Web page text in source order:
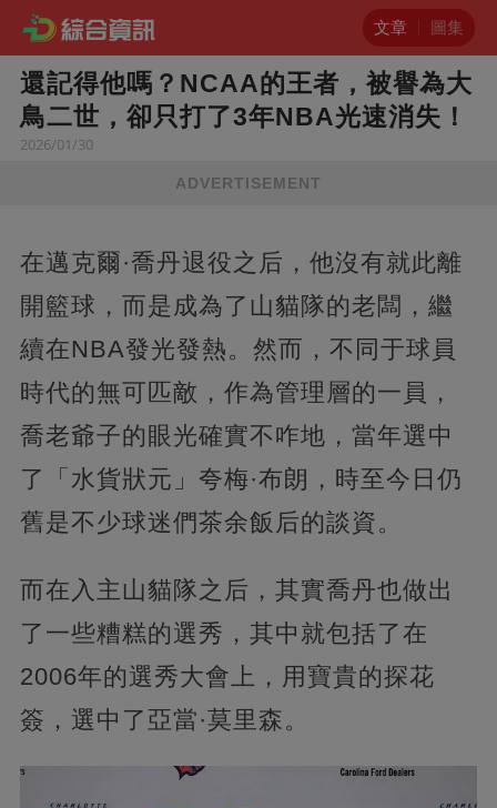
文章 圖集
還記得他嗎？NCAA的王者，被譽為大
鳥二世，卻只打了3年NBA光速消失！
2026/01/30
ADVERTISEMENT
在邁克爾·喬丹退役之后，他沒有就此離
開籃球，而是成為了山貓隊的老闆，繼
續在NBA發光發熱。然而，不同于球員
時代的無可匹敵，作為管理層的一員，
喬老爺子的眼光確實不咋地，當年選中
了「水貨狀元」夸梅·布朗，時至今日仍
舊是不少球迷們茶余飯后的談資。
而在入主山貓隊之后，其實喬丹也做出
了一些糟糕的選秀，其中就包括了在
2006年的選秀大會上，用寶貴的探花
簽，選中了亞當·莫里森。